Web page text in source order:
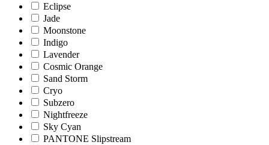
Eclipse
Jade
Moonstone
Indigo
Lavender
Cosmic Orange
Sand Storm
Cryo
Subzero
Nightfreeze
Sky Cyan
PANTONE Slipstream